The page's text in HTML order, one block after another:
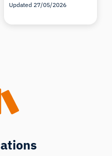
Updated 27/05/2026